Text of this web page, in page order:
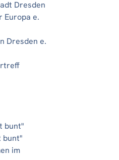
Dresden
Europa e.
Dresden e.
bunt"
bunt"
im